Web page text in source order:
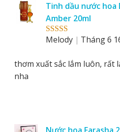
Rated5out
Tinh dầu nước hoa
Amber 20ml
Melody
Tháng 6
thơm xuất sắc lắm luôn, rất
nha